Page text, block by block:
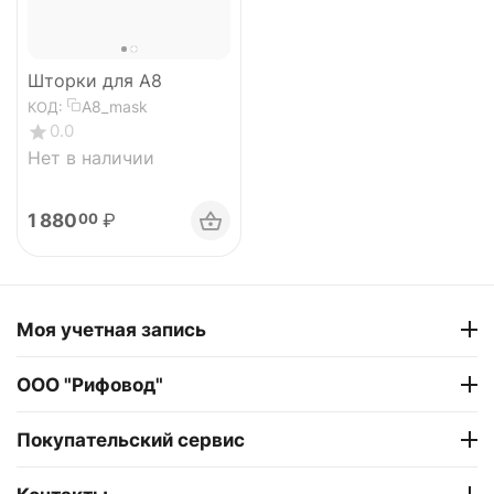
Шторки для A8
КОД: A8_mask
0.0
Нет в наличии
1 88000 ₽
Моя учетная запись
ООО "Рифовод"
Покупательский сервис